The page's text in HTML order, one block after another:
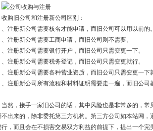
旧公司和注册新公司区别：
册新公司需要核名才能申请，而旧公司可以用以前的。
册新公司需要工商申请，而旧公司则不需要。
册新公司需要银行开户，而旧公司只需变更一下。
册新公司需要税务登记，而旧公司只需变更就行。
册新公司需要各种营业资质，而旧公司只需变更一下
册新公司所有流程和材料证明需要走一遍，而旧公司
，接手一家旧公司的话，其中风险也是非常多的，常
不出来的，除非委托第三方机构。第三方公司如本站网
行，而且会在不损害交易双方利益的前提下，提出一个